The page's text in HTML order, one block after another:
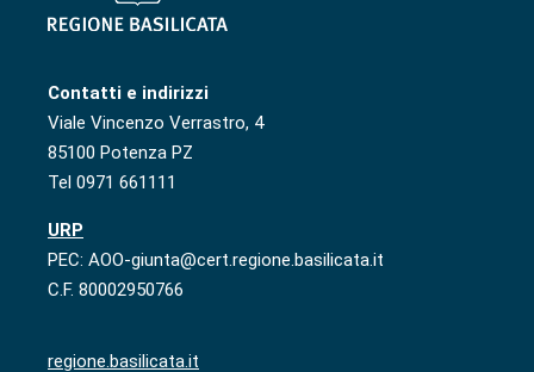
Contatti e indirizzi
Viale Vincenzo Verrastro, 4
85100 Potenza PZ
Tel 0971 661111
URP
PEC: AOO-giunta@cert.regione.basilicata.it
C.F. 80002950766
regione.basilicata.it